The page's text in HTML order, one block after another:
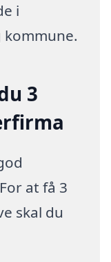
i
kommune.
3
at få 3
skal du